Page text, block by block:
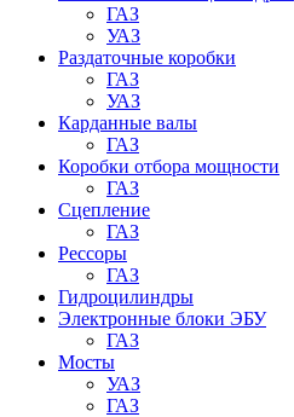
ГАЗ
УАЗ
Раздаточные коробки
ГАЗ
УАЗ
Карданные валы
ГАЗ
Коробки отбора мощности
ГАЗ
Сцепление
ГАЗ
Рессоры
ГАЗ
Гидроцилиндры
Электронные блоки ЭБУ
ГАЗ
Мосты
УАЗ
ГАЗ